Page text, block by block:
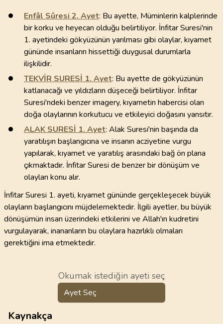
Enfâl Sûresi 2. Ayet: Bu ayette, Müminlerin kalplerinde
bir korku ve heyecan olduğu belirtiliyor. İnfitar Suresi'nin
1. ayetindeki gökyüzünün yarılması gibi olaylar, kıyamet
gününde insanların hissettiği duygusal durumlarla
ilişkilidir.
TEKVİR SURESİ 1. Ayet: Bu ayette de gökyüzünün
katlanacağı ve yıldızların düşeceği belirtiliyor. İnfitar
Suresi'ndeki benzer imagery, kıyametin habercisi olan
doğa olaylarının korkutucu ve etkileyici doğasını yansıtır.
ALAK SURESİ 1. Ayet: Alak Suresi'nin başında da
yaratılışın başlangıcına ve insanın acziyetine vurgu
yapılarak, kıyamet ve yaratılış arasındaki bağ ön plana
çıkmaktadır. İnfitar Suresi de benzer bir dönüşüm ve
olayları konu alır.
İnfitar Suresi 1. ayeti, kıyamet gününde gerçekleşecek büyük
olayların başlangıcını müjdelemektedir. İlgili ayetler, bu büyük
dönüşümün insan üzerindeki etkilerini ve Allah'ın kudretini
vurgulayarak, inananların bu olaylara hazırlıklı olmaları
gerektiğini ima etmektedir.
Okumak istediğin ayeti seç
Ayet Seç
Kaynakça